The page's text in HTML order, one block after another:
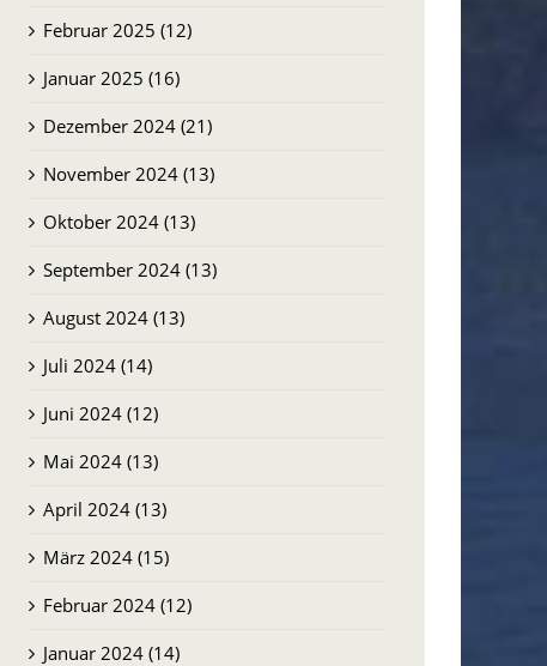
Menschen in Pequiá
Februar 2025 (12)
Januar 2025 (16)
Dezember 2024 (21)
November 2024 (13)
Oktober 2024 (13)
September 2024 (13)
August 2024 (13)
Juli 2024 (14)
Juni 2024 (12)
Mai 2024 (13)
April 2024 (13)
März 2024 (15)
Februar 2024 (12)
Januar 2024 (14)